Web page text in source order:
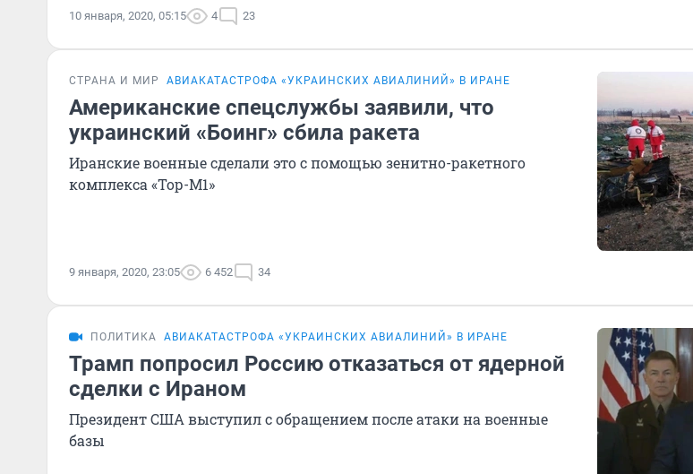
10 января, 2020, 05:15 4 23
СТРАНА И МИР АВИАКАТАСТРОФА «УКРАИНСКИХ АВИАЛИНИЙ» В ИРАНЕ
Американские спецслужбы заявили, что
украинский «Боинг» сбила ракета
Иранские военные сделали это с помощью зенитно-ракетного
комплекса «Тор-M1»
9 января, 2020, 23:05 6 452 34
ПОЛИТИКА АВИАКАТАСТРОФА «УКРАИНСКИХ АВИАЛИНИЙ» В ИРАНЕ
Трамп попросил Россию отказаться от ядерной
сделки с Ираном
Президент США выступил с обращением после атаки на военные
базы